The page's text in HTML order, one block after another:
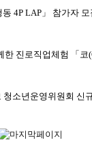
4P LAP」 참가자 모
진로직업체험 「코
소년운영위원회 신